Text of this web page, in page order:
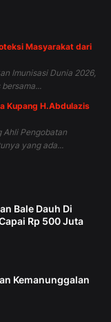
Masyarakat dari
Imunisasi Dunia 2026,
Kupang H.Abdulazis
Ahli Pengobatan
yang ada...
Bale Dauh Di
Rp 500 Juta
Kemanunggalan